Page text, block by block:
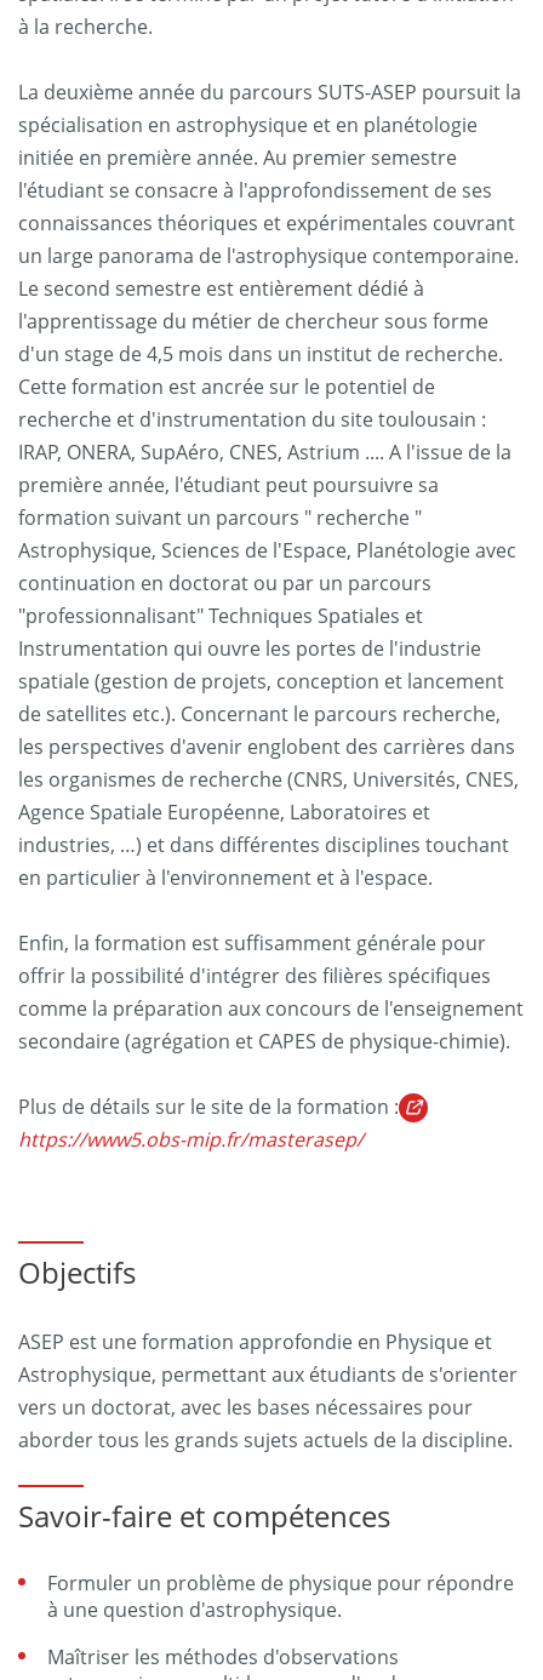
à la recherche.
La deuxième année du parcours SUTS-ASEP poursuit la
spécialisation en astrophysique et en planétologie
initiée en première année. Au premier semestre
l'étudiant se consacre à l'approfondissement de ses
connaissances théoriques et expérimentales couvrant
un large panorama de l'astrophysique contemporaine.
Le second semestre est entièrement dédié à
l'apprentissage du métier de chercheur sous forme
d'un stage de 4,5 mois dans un institut de recherche.
Cette formation est ancrée sur le potentiel de
recherche et d'instrumentation du site toulousain :
IRAP, ONERA, SupAéro, CNES, Astrium .... A l'issue de la
première année, l'étudiant peut poursuivre sa
formation suivant un parcours " recherche "
Astrophysique, Sciences de l'Espace, Planétologie avec
continuation en doctorat ou par un parcours
"professionnalisant" Techniques Spatiales et
Instrumentation qui ouvre les portes de l'industrie
spatiale (gestion de projets, conception et lancement
de satellites etc.). Concernant le parcours recherche,
les perspectives d'avenir englobent des carrières dans
les organismes de recherche (CNRS, Universités, CNES,
Agence Spatiale Européenne, Laboratoires et
industries, …) et dans différentes disciplines touchant
en particulier à l'environnement et à l'espace.
Enfin, la formation est suffisamment générale pour
offrir la possibilité d'intégrer des filières spécifiques
comme la préparation aux concours de l'enseignement
secondaire (agrégation et CAPES de physique-chimie).
Plus de détails sur le site de la formation :
https://www5.obs-mip.fr/masterasep/
Objectifs
ASEP est une formation approfondie en Physique et
Astrophysique, permettant aux étudiants de s'orienter
vers un doctorat, avec les bases nécessaires pour
aborder tous les grands sujets actuels de la discipline.
Savoir-faire et compétences
Formuler un problème de physique pour répondre
à une question d'astrophysique.
Maîtriser les méthodes d'observations